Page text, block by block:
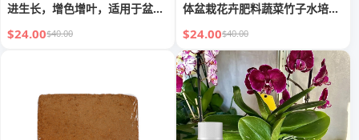
进生长，增色增叶，适用于盆
栽、草坪及水培
$24.00$40.00
体盆栽花卉肥料蔬菜竹子水培营
养液
$24.00$40.00